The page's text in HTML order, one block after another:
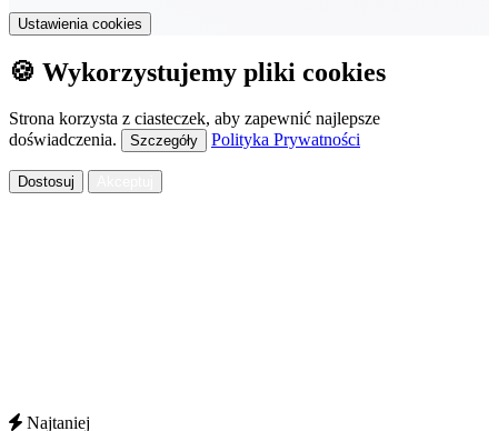
Ustawienia cookies
🍪 Wykorzystujemy pliki cookies
Strona korzysta z ciasteczek, aby zapewnić najlepsze
doświadczenia.
Szczegóły Polityka Prywatności
Dostosuj
Najtaniej